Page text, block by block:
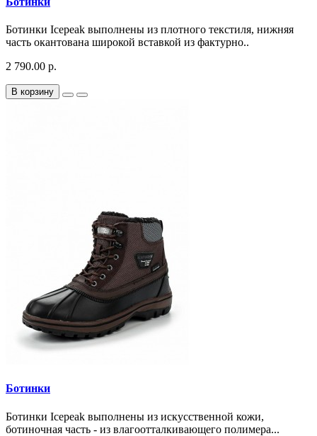
Ботинки Icepeak выполнены из плотного текстиля, нижняя
часть окантована широкой вставкой из фактурно..
2 790.00 р.
В корзину
Ботинки
Ботинки Icepeak выполнены из искусственной кожи,
ботиночная часть - из влагоотталкивающего полимера...